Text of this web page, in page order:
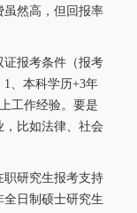
虽然高，但回报率
证报考条件（报考
、本科学历+3年
工作经验。要是
比如法律、社会
职研究生报考支持
日制硕士研究生